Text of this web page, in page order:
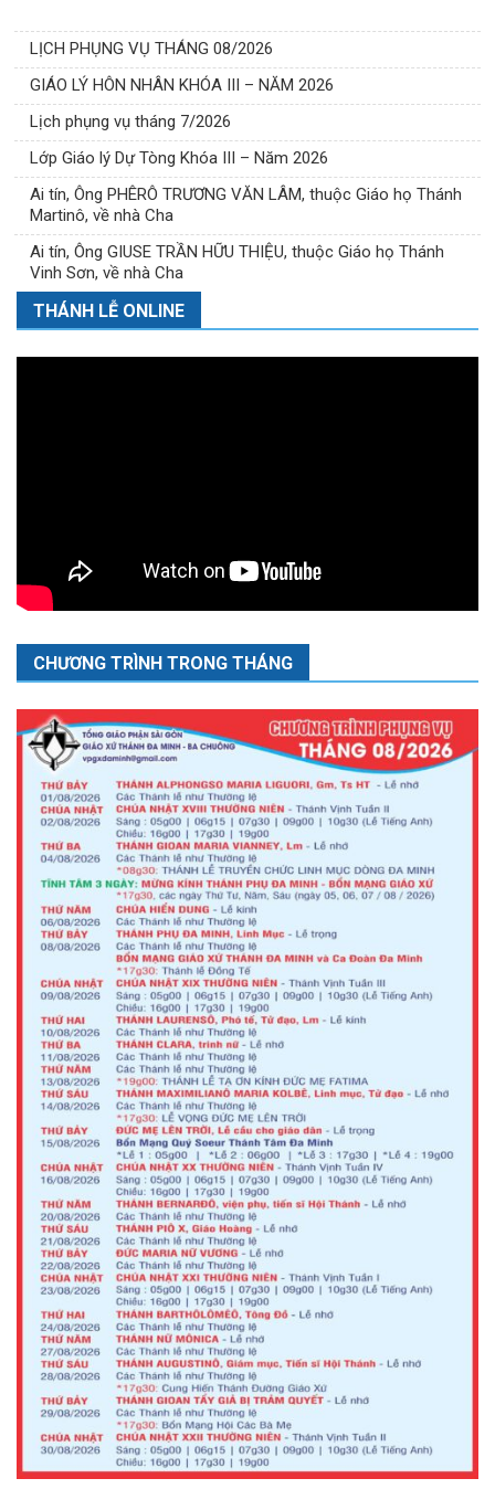
LỊCH PHỤNG VỤ THÁNG 08/2026
GIÁO LÝ HÔN NHÂN KHÓA III – NĂM 2026
Lịch phụng vụ tháng 7/2026
Lớp Giáo lý Dự Tòng Khóa III – Năm 2026
Ai tín, Ông PHÊRÔ TRƯƠNG VĂN LÂM, thuộc Giáo họ Thánh
Martinô, về nhà Cha
Ai tín, Ông GIUSE TRẦN HỮU THIỆU, thuộc Giáo họ Thánh
Vinh Sơn, về nhà Cha
THÁNH LỄ ONLINE
CHƯƠNG TRÌNH TRONG THÁNG